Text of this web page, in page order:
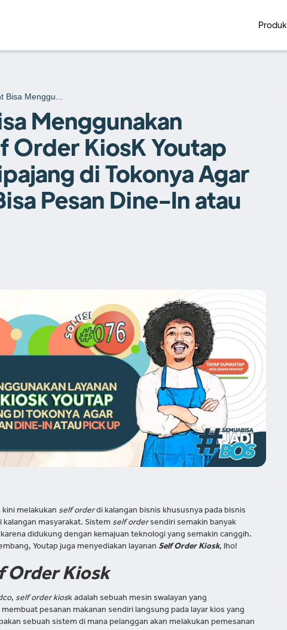
Produk
Bisa Menggu...
Menggunakan
Order KiosK Youtap
di Tokonya Agar
Pesan Dine-In atau
melakukan self orderdi kalangan bisnis khususnya pada bisnis
masyarakat. Sistem self ordersendiri semakin banyak
didukung dengan kemajuan teknologi yang semakin canggih.
Youtap juga menyediakan layanan Self Order Kiosk, lho!
Order Kiosk
, self order kiosk adalah sebuah mesin swalayan yang
pesanan makanan sendiri langsung pada layar kios yang
sebuah sistem di mana pelanggan akan melakukan pemesanan